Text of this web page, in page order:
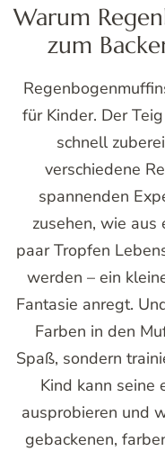
Warum
zum
für Kinder. Der
schnell
verschiedene
spannenden
zusehen, wie aus
paar Tropfen
werden – ein
Fantasie anregt.
Farben in den
Spaß, sondern
Kind kann seine
ausprobieren und
gebackenen,